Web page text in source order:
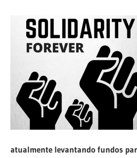
atualmente levantando fundos